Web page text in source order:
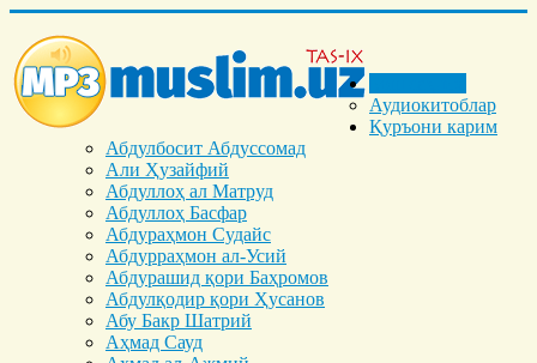
Аудиокитоблар
Қуръони карим
Абдулбосит Абдуссомад
Али Ҳузайфий
Абдуллоҳ ал Матруд
Абдуллоҳ Басфар
Абдураҳмон Судайс
Абдурраҳмон ал-Усий
Абдурашид қори Баҳромов
Абдулқодир қори Ҳусанов
Абу Бакр Шатрий
Аҳмад Сауд